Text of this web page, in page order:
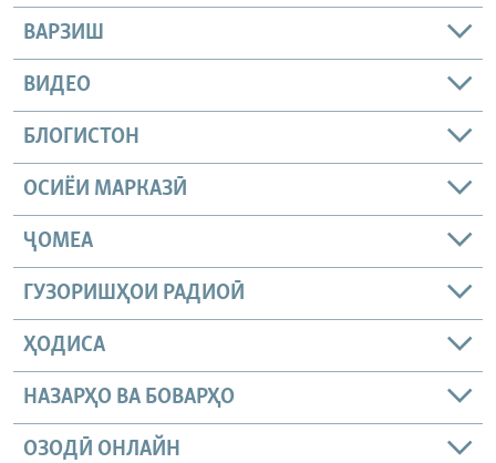
ВАРЗИШ
ВИДЕО
БЛОГИСТОН
ОСИЁИ МАРКАЗӢ
ҶОМEА
ГУЗОРИШҲОИ РАДИОӢ
ҲОДИСА
НАЗАРҲО ВА БОВАРҲО
ОЗОДӢ ОНЛАЙН